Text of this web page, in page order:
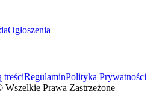
Ogłoszenia
treściRegulaminPolityka Prywatności
Wszelkie Prawa Zastrzeżone